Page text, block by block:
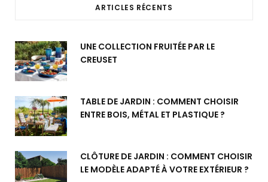
ARTICLES RÉCENTS
UNE COLLECTION FRUITÉE PAR LE
CREUSET
TABLE DE JARDIN : COMMENT CHOISIR
ENTRE BOIS, MÉTAL ET PLASTIQUE ?
CLÔTURE DE JARDIN : COMMENT CHOISIR
LE MODÈLE ADAPTÉ À VOTRE EXTÉRIEUR ?